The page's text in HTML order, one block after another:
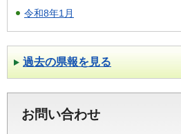
令和8年1月
過去の県報を見る
お問い合わせ